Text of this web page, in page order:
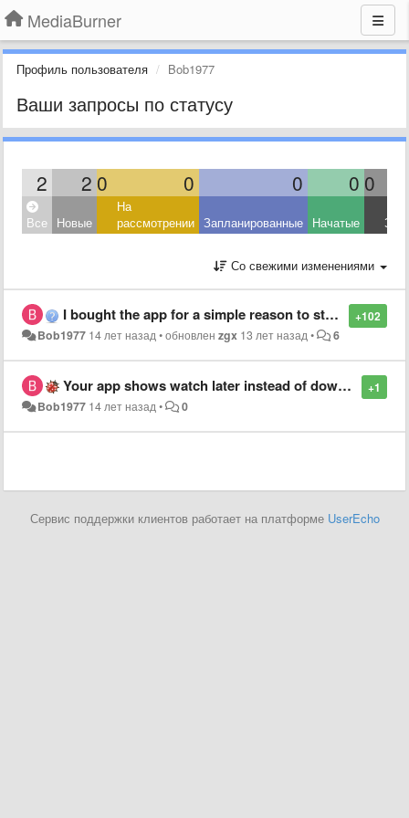
MediaBurner
Профиль пользователя Bob1977
Ваши запросы по статусу
2 2 0 0 0 0 0
Все Новые
На
рассмотрении Запланированные Начатые
Со свежими изменениями
+102
I bought the app for a simple reason to store YouTube videos on my phone. The app worked great at first but after update I can't download videos I can only watch them later on mediaburner. I feel I've been major ripped off, as the app no longer doing what
Bob1977 14 лет назад•обновленzgx 13 лет назад• 6
+1
Your app shows watch later instead of download
Bob1977 14 лет назад• 0
Сервис поддержки клиентов работает на платформе UserEcho